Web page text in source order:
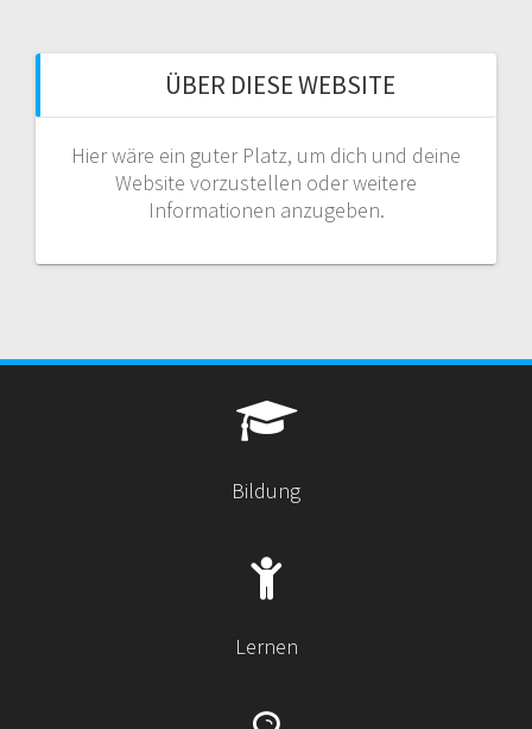
ÜBER DIESE WEBSITE
Hier wäre ein guter Platz, um dich und deine
Website vorzustellen oder weitere
Informationen anzugeben.
Bildung
Lernen